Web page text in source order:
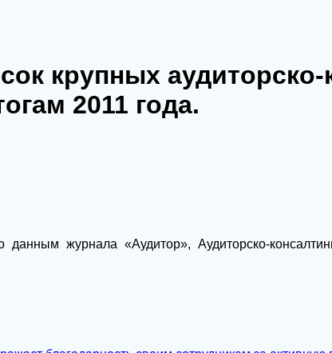
крупных аудиторско-
2011 года.
данным журнала «Аудитор», Аудиторско-